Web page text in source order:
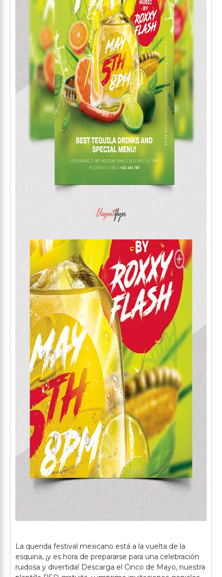
La querida festival mexicano está a la vuelta de la
esquina, ¡y es hora de prepararse para una celebración
ruidosa y divertida! Descarga el Cinco de Mayo, nuestra